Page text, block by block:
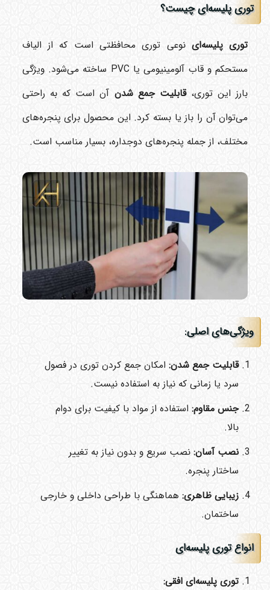
توری پلیسه‌ای چیست؟
توری پلیسه‌ای نوعی توری محافظتی است که از الیاف
مستحکم و قاب آلومینیومی یا PVC ساخته می‌شود. ویژگی
بارز این توری،قابلیت جمع شدن آن است که به راحتی
می‌توان آن را باز یا بسته کرد. این محصول برای پنجره‌های
مختلف، از جمله پنجره‌های دوجداره، بسیار مناسب است.
ویژگی‌های اصلی:
قابلیت جمع شدن:امکان جمع کردن توری در فصول
سرد یا زمانی که نیاز به استفاده نیست.
جنس مقاوم:استفاده از مواد با کیفیت برای دوام
بالا.
نصب آسان:نصب سریع و بدون نیاز به تغییر
ساختار پنجره.
زیبایی ظاهری:هماهنگی با طراحی داخلی و خارجی
ساختمان.
انواع توری پلیسه‌ای
توری پلیسه‌ای افقی: